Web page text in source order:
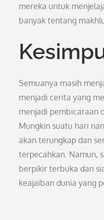
mereka untuk
banyak tentang
Semuanya masih
menjadi cerita yang
menjadi pembicaraan
Mungkin suatu hari
akan terungkap dan
terpecahkan. Namun,
berpikir terbuka dan
keajaiban dunia yang